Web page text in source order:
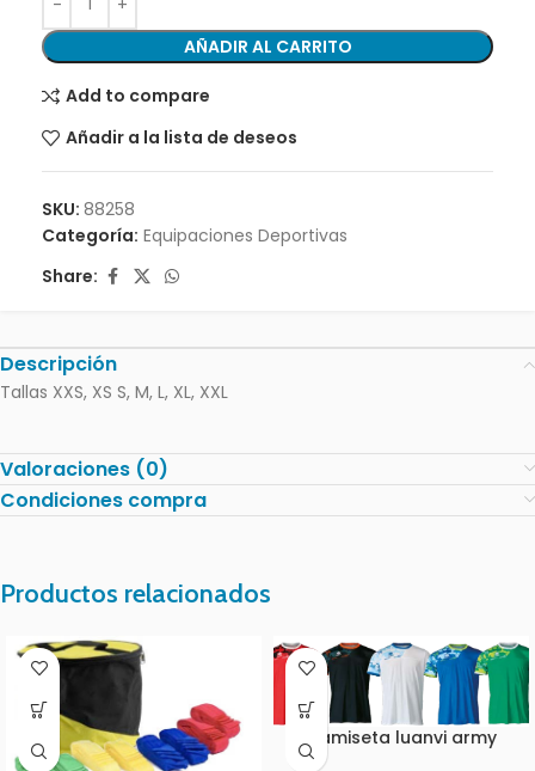
AÑADIR AL CARRITO
Add to compare
Añadir a la lista de deseos
SKU: 88258
Categoría: Equipaciones Deportivas
Share:
Descripción
Tallas XXS, XS S, M, L, XL, XXL
Valoraciones (0)
Condiciones compra
Productos relacionados
Camiseta luanvi army